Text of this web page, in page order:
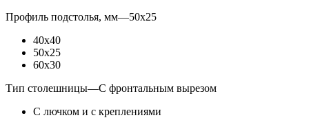
Профиль подстолья, мм—50x25
40x40
50x25
60x30
Тип столешницы—С фронтальным вырезом
С лючком и с креплениями